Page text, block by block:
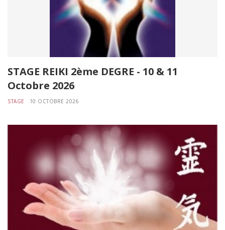
STAGE REIKI 2ème DEGRE - 10 & 11
Octobre 2026
STAGE 10 OCTOBRE 2026